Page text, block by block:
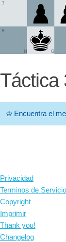
7
8
G
H
Táctica
♔ Encuentra el
Privacidad
Terminos de Servicio
Copyright
Imprimir
Thank you!
Changelog